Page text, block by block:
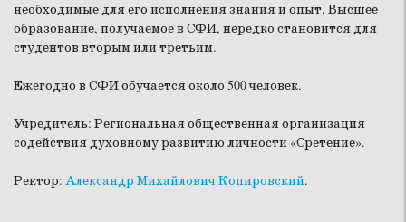
необходимые для его исполнения знания и опыт. Высшее
образование, получаемое в СФИ, нередко становится для
студентов вторым или третьим.
Ежегодно в СФИ обучается около 500 человек.
Учредитель: Региональная общественная организация
содействия духовному развитию личности «Сретение».
Ректор: Александр Михайлович Копировский.